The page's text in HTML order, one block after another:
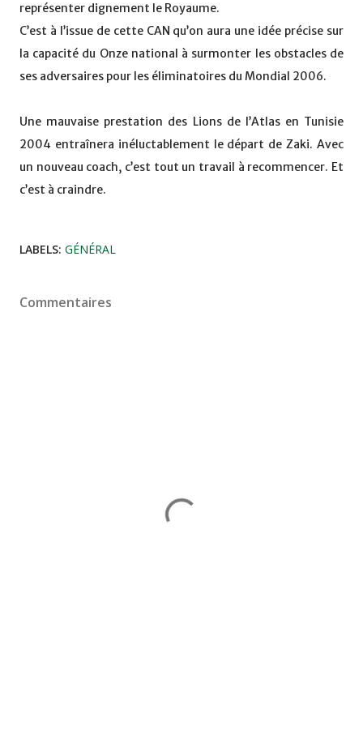
représenter dignement le Royaume.
C’est à l’issue de cette CAN qu’on aura une idée précise sur
la capacité du Onze national à surmonter les obstacles de
ses adversaires pour les éliminatoires du Mondial 2006.
Une mauvaise prestation des Lions de l’Atlas en Tunisie
2004 entraînera inéluctablement le départ de Zaki. Avec
un nouveau coach, c’est tout un travail à recommencer. Et
c’est à craindre.
LABELS: GÉNÉRAL
Commentaires